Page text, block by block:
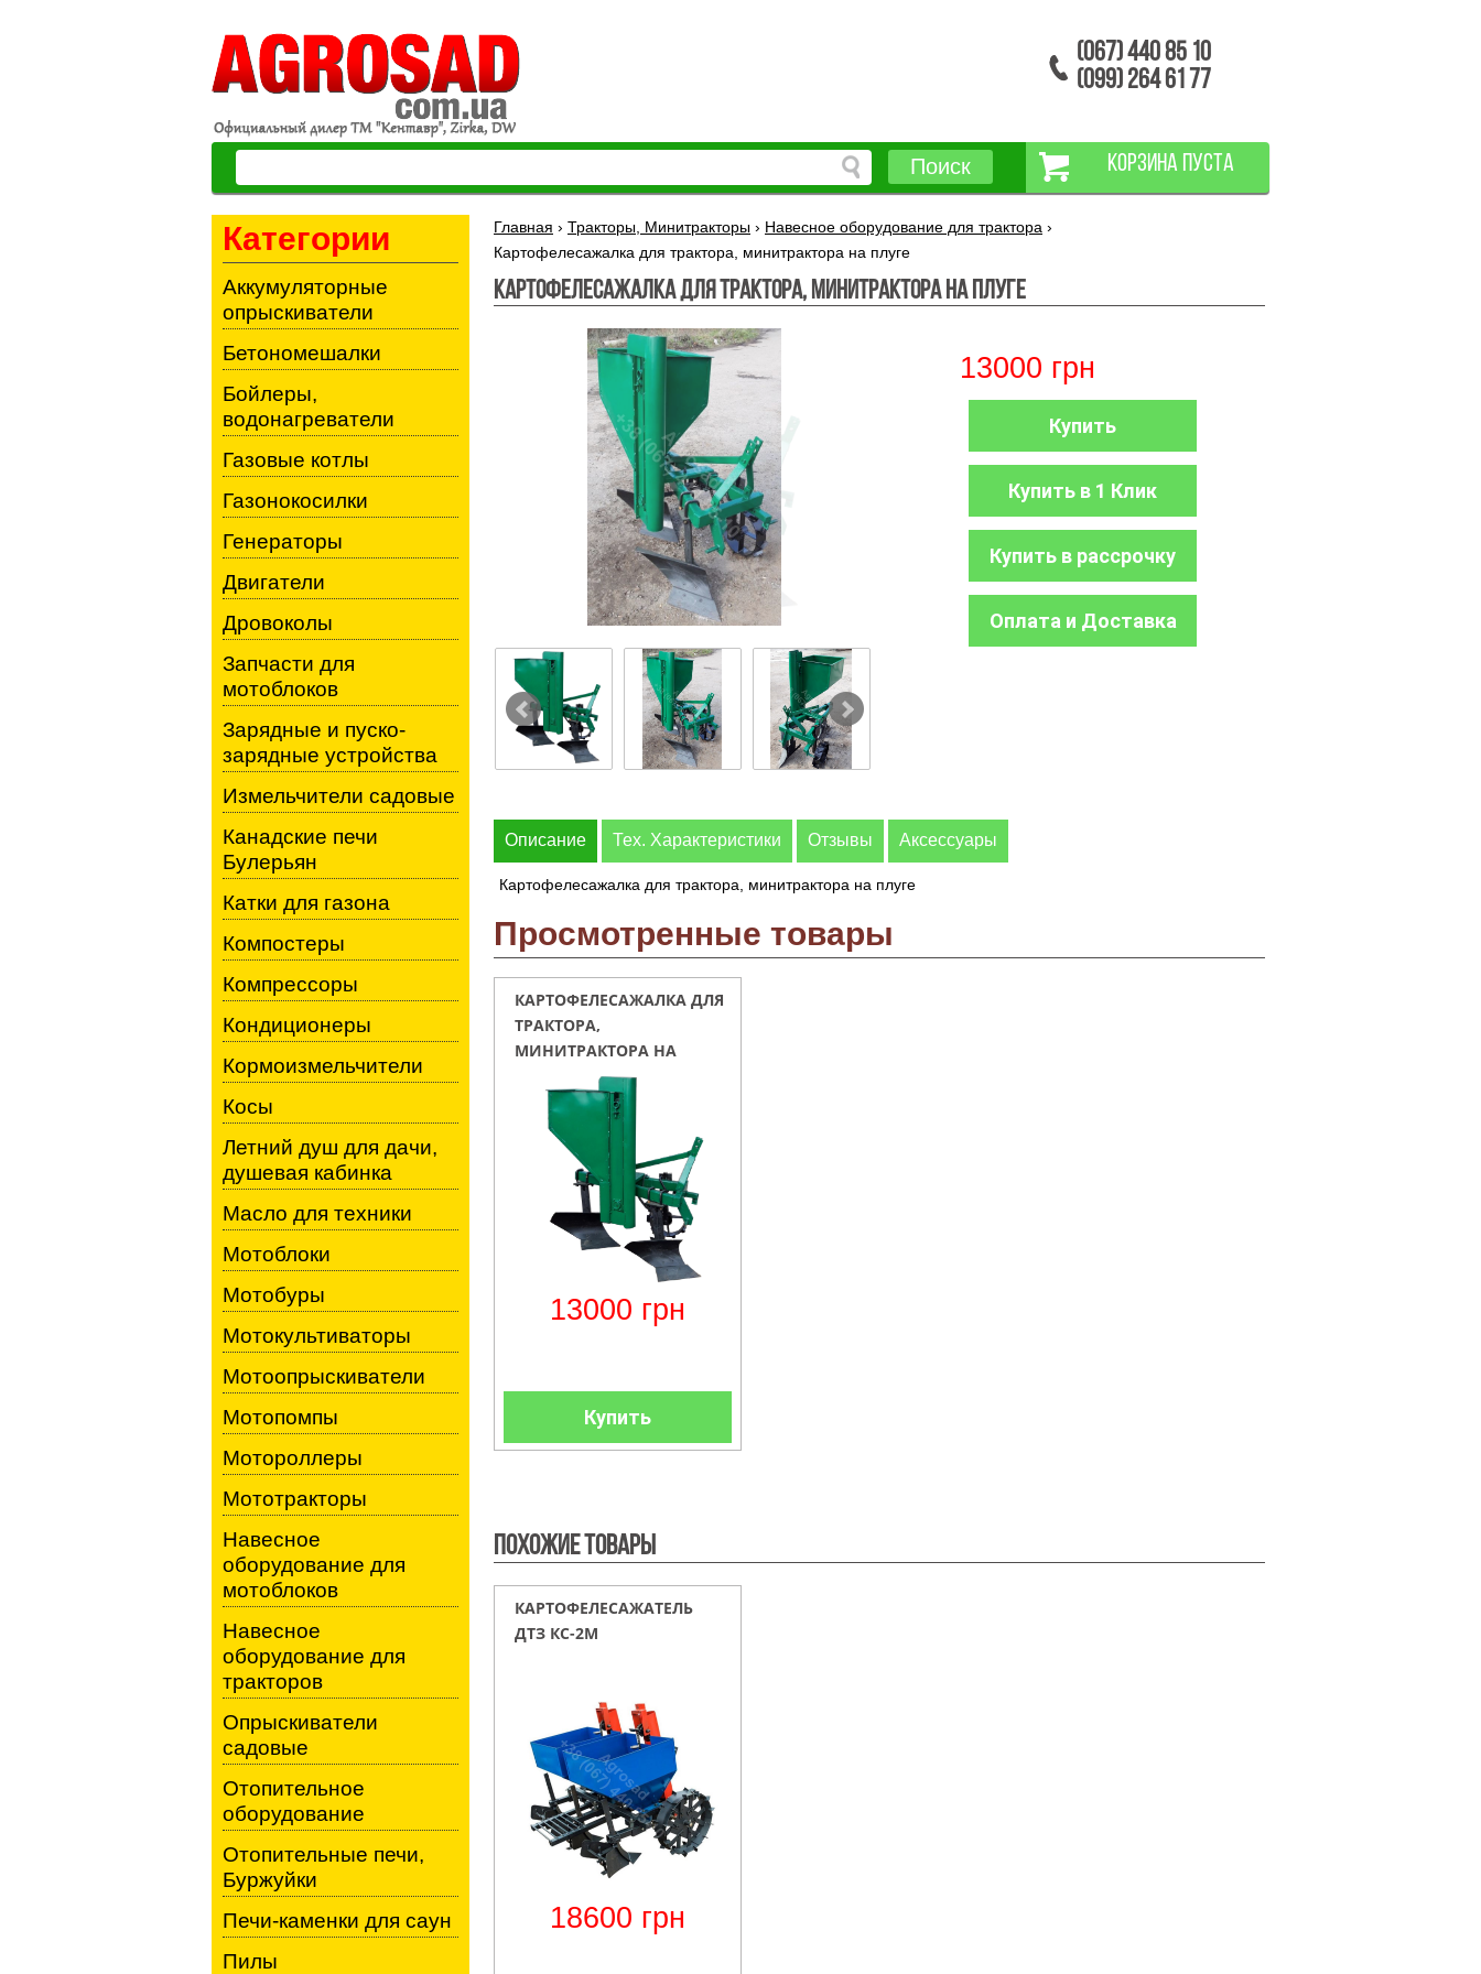
(067) 440 85 10
(099) 264 61 77
Поиск КОРЗИНА ПУСТА
Главная › Тракторы, Минитракторы › Навесное оборудование для трактора ›
Картофелесажалка для трактора, минитрактора на плуге
Картофелесажалка для трактора, минитрактора на плуге
13000 грн
Купить
Купить в 1 Клик
Купить в рассрочку
Оплата и Доставка
Описание Тех. Характеристики Отзывы Аксессуары
Картофелесажалка для трактора, минитрактора на плуге
Просмотренные товары
КАРТОФЕЛЕСАЖАЛКА ДЛЯ
ТРАКТОРА,
МИНИТРАКТОРА НА
13000 грн
Купить
Похожие товары
КАРТОФЕЛЕСАЖАТЕЛЬ
ДТЗ КС-2М
18600 грн
Категории
Аккумуляторные
опрыскиватели
Бетономешалки
Бойлеры,
водонагреватели
Газовые котлы
Газонокосилки
Генераторы
Двигатели
Дровоколы
Запчасти для
мотоблоков
Зарядные и пуско-
зарядные устройства
Измельчители садовые
Канадские печи
Булерьян
Катки для газона
Компостеры
Компрессоры
Кондиционеры
Кормоизмельчители
Косы
Летний душ для дачи,
душевая кабинка
Масло для техники
Мотоблоки
Мотобуры
Мотокультиваторы
Мотоопрыскиватели
Мотопомпы
Мотороллеры
Мототракторы
Навесное
оборудование для
мотоблоков
Навесное
оборудование для
тракторов
Опрыскиватели
садовые
Отопительное
оборудование
Отопительные печи,
Буржуйки
Печи-каменки для саун
Пилы